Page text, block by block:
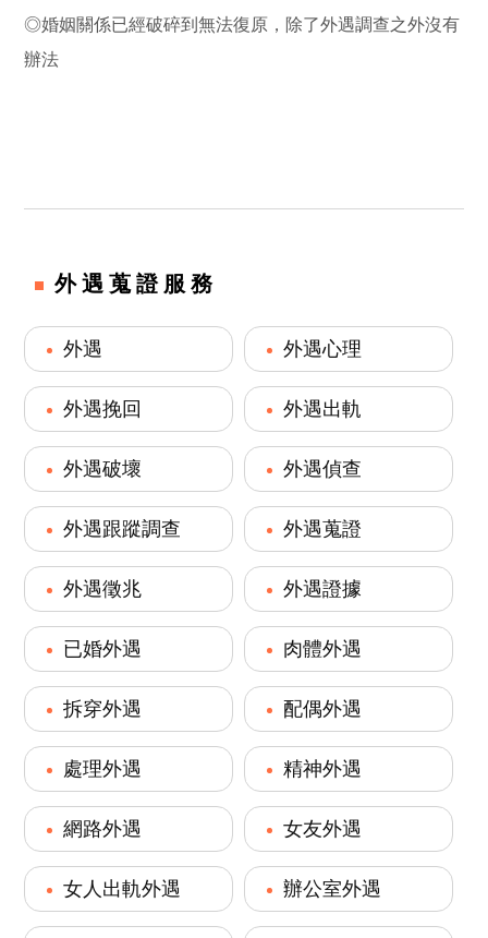
◎婚姻關係已經破碎到無法復原，除了外遇調查之外沒有
辦法
外遇蒐證服務
外遇 外遇心理
外遇挽回 外遇出軌
外遇破壞 外遇偵查
外遇跟蹤調查 外遇蒐證
外遇徵兆 外遇證據
已婚外遇 肉體外遇
拆穿外遇 配偶外遇
處理外遇 精神外遇
網路外遇 女友外遇
女人出軌外遇 辦公室外遇